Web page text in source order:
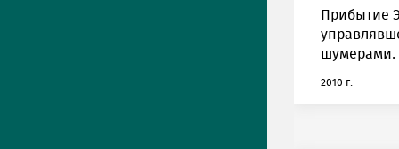
Прибытие
шумерами.
2010 г.